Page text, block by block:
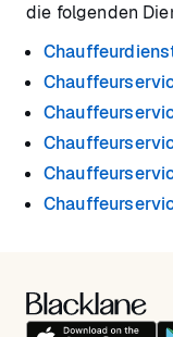
die folgenden